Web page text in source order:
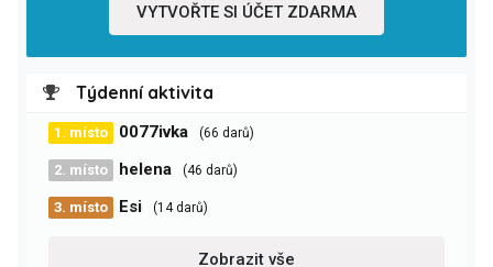
VYTVOŘTE SI ÚČET ZDARMA
Týdenní aktivita
1. místo 0077ivka (66 darů)
2. místo helena (46 darů)
3. místo Esi (14 darů)
Zobrazit vše